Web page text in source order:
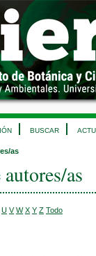
BUSCAR
as
as
U V W X Y Z Todo